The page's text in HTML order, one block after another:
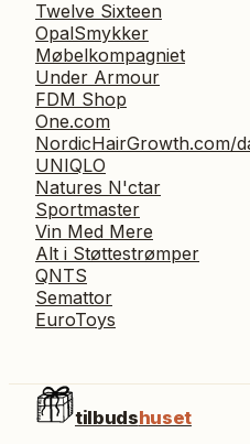
Twelve Sixteen
OpalSmykker
Møbelkompagniet
Under Armour
FDM Shop
One.com
NordicHairGrowth.com/
UNIQLO
Natures N'ctar
Sportmaster
Vin Med Mere
Alt i Støttestrømper
QNTS
Semattor
EuroToys
tilbudshuset